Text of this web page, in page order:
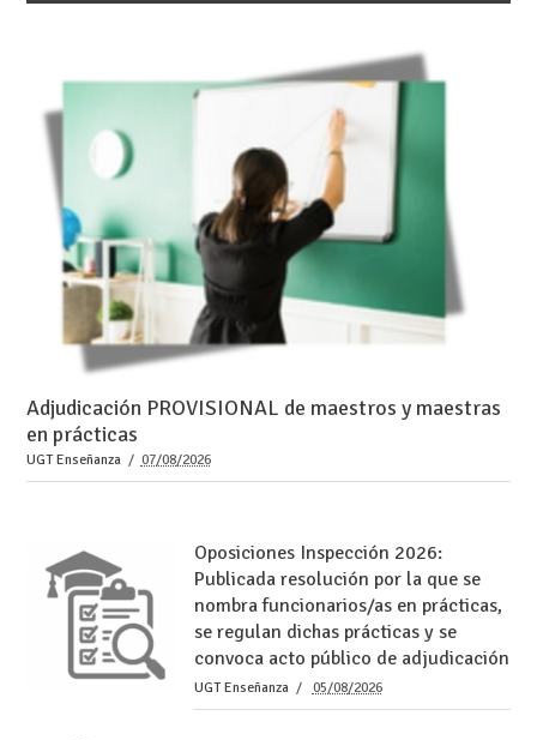
Adjudicación PROVISIONAL de maestros y maestras
en prácticas
UGT Enseñanza 07/08/2026
Oposiciones Inspección 2026:
Publicada resolución por la que se
nombra funcionarios/as en prácticas,
se regulan dichas prácticas y se
convoca acto público de adjudicación
UGT Enseñanza 05/08/2026